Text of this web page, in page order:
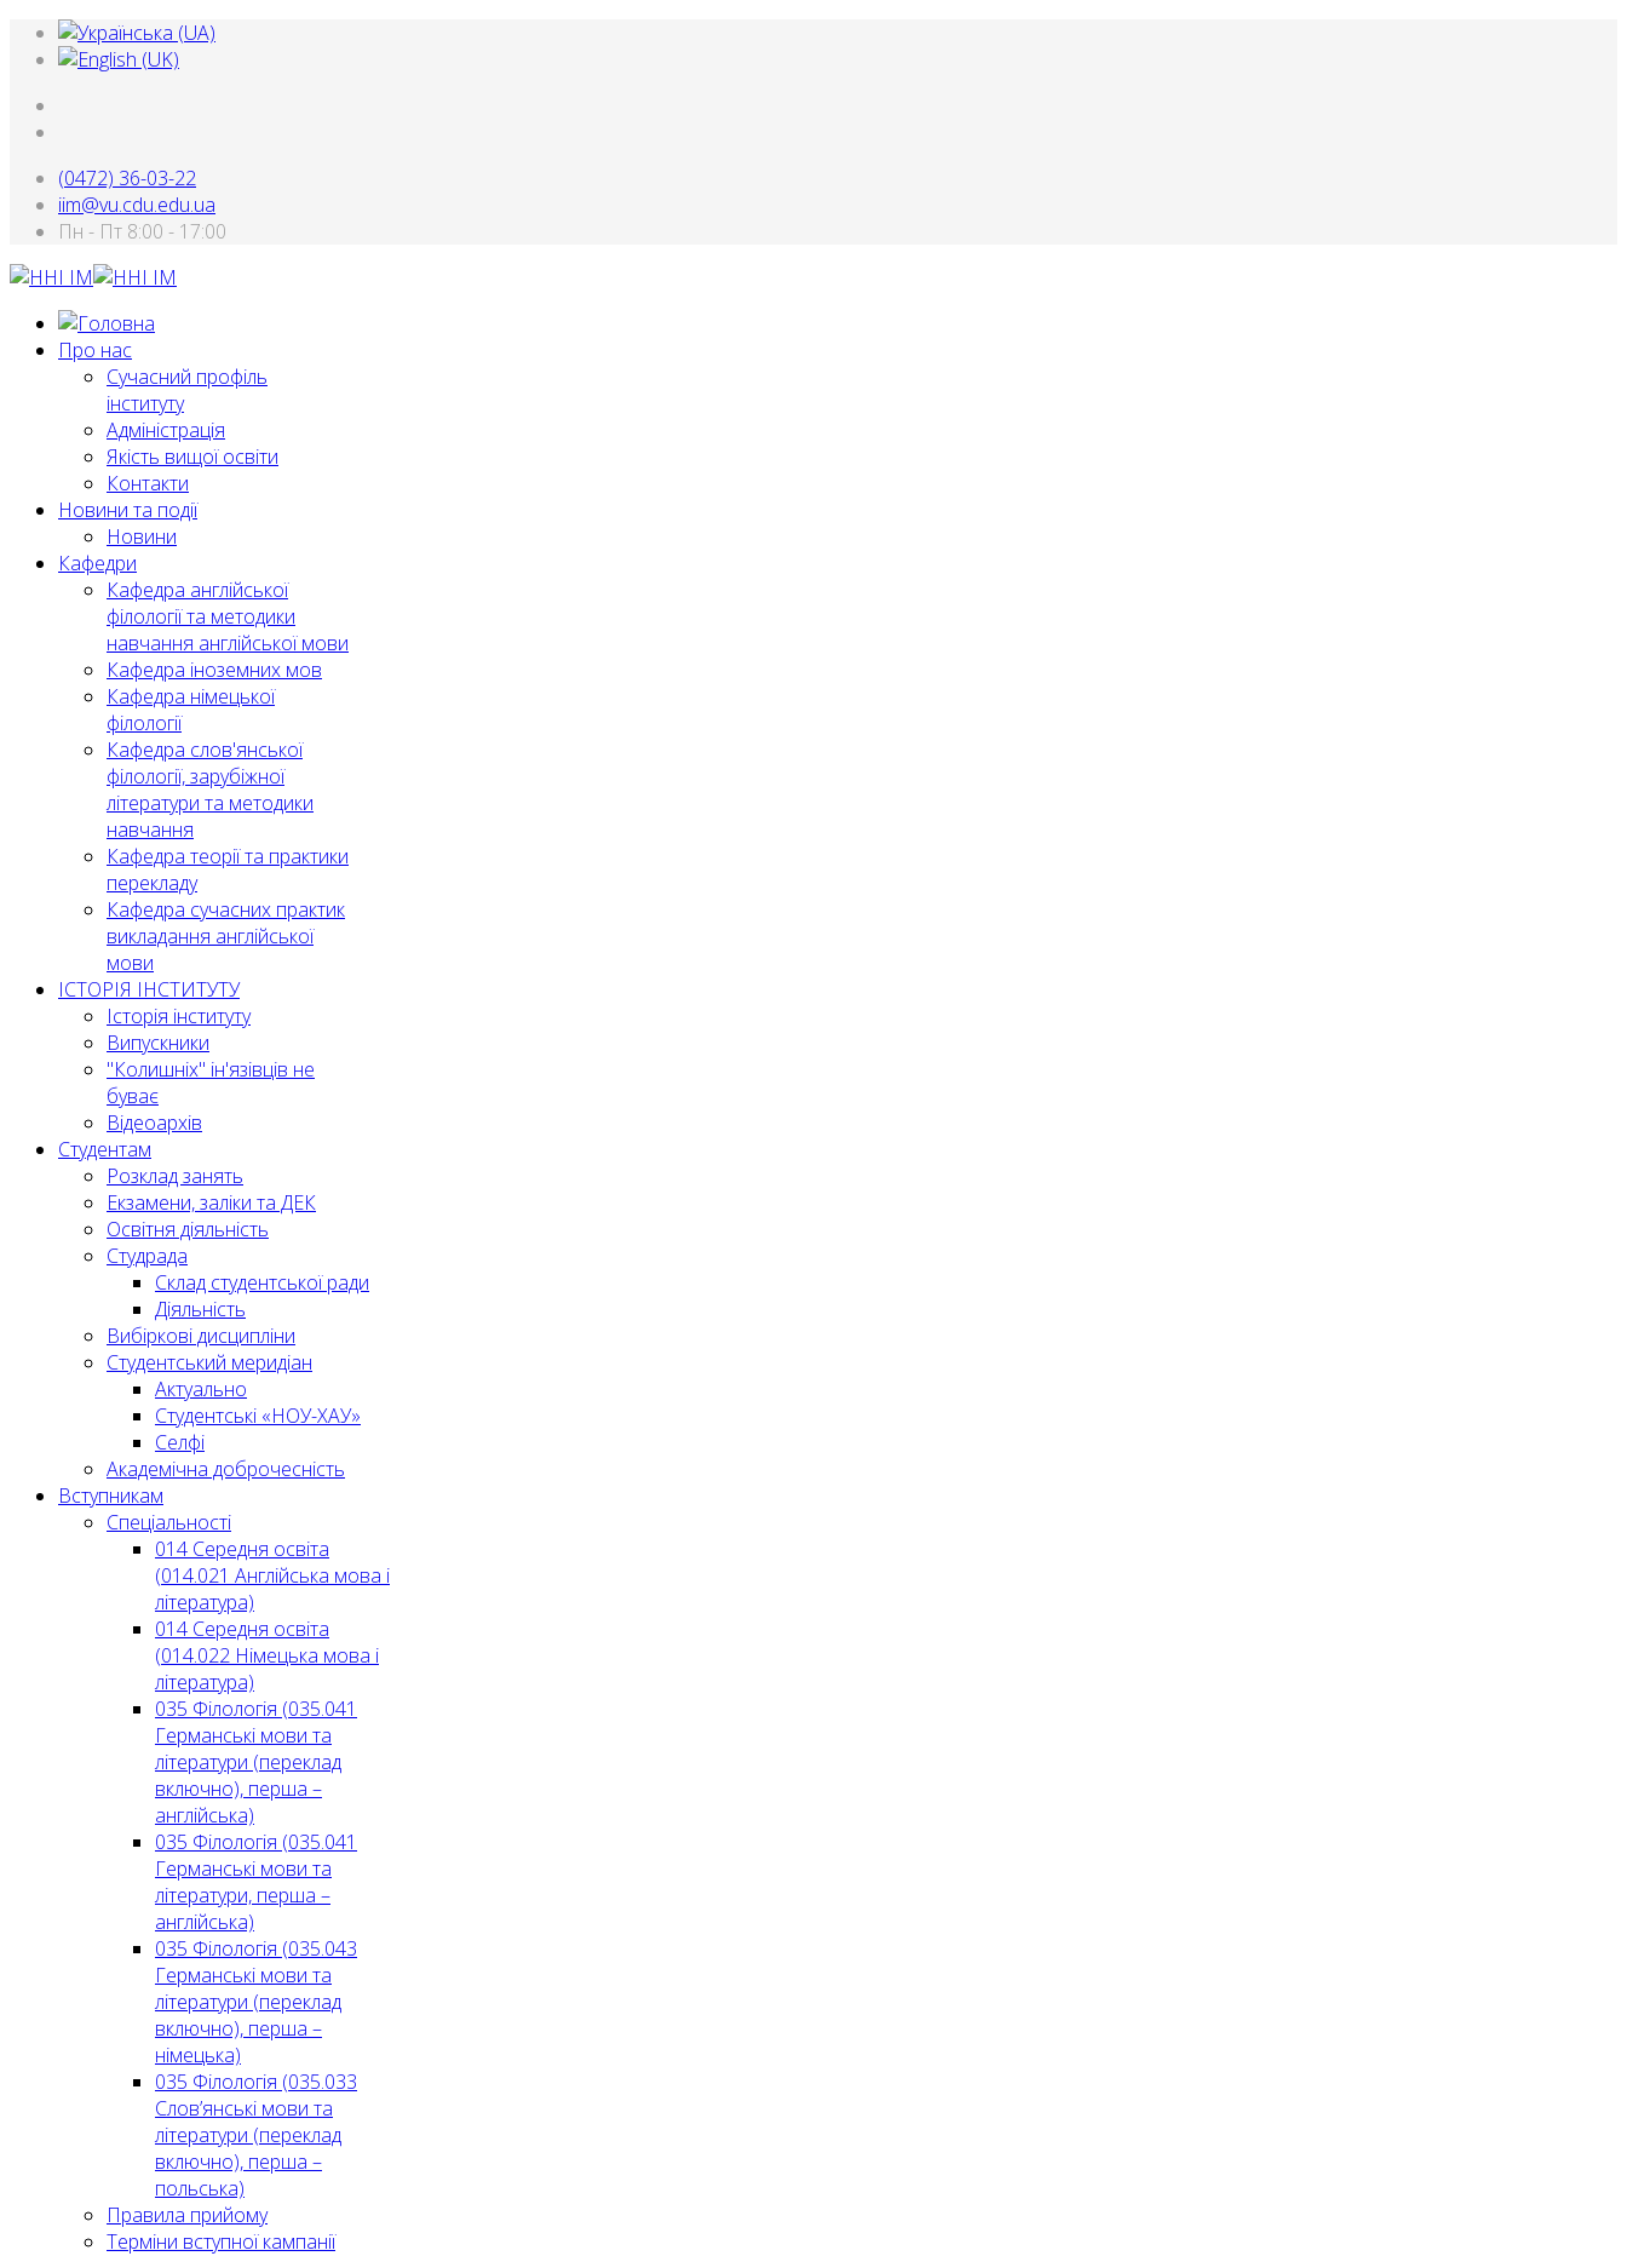
(0472) 36-03-22
iim@vu.cdu.edu.ua
Пн - Пт 8:00 - 17:00
Про нас
Сучасний профіль
інституту
Адміністрація
Якість вищої освіти
Контакти
Новини та події
Новини
Кафедри
Кафедра англійської
філології та методики
навчання англійської мови
Кафедра іноземних мов
Кафедра німецької
філології
Кафедра слов'янської
філології, зарубіжної
літератури та методики
навчання
Кафедра теорії та практики
перекладу
Кафедра сучасних практик
викладання англійської
мови
ІСТОРІЯ ІНСТИТУТУ
Історія інституту
Випускники
"Колишніх" ін'язівців не
буває
Відеоархів
Студентам
Розклад занять
Екзамени, заліки та ДЕК
Освітня діяльність
Студрада
Склад студентської ради
Діяльність
Вибіркові дисципліни
Студентський меридіан
Актуально
Студентські «НОУ-ХАУ»
Селфі
Академічна доброчесність
Вступникам
Спеціальності
014 Середня освіта
(014.021 Англійська мова і
література)
014 Середня освіта
(014.022 Німецька мова і
література)
035 Філологія (035.041
Германські мови та
літератури (переклад
включно), перша –
англійська)
035 Філологія (035.041
Германські мови та
літератури, перша –
англійська)
035 Філологія (035.043
Германські мови та
літератури (переклад
включно), перша –
німецька)
035 Філологія (035.033
Слов’янські мови та
літератури (переклад
включно), перша –
польська)
Правила прийому
Терміни вступної кампанії